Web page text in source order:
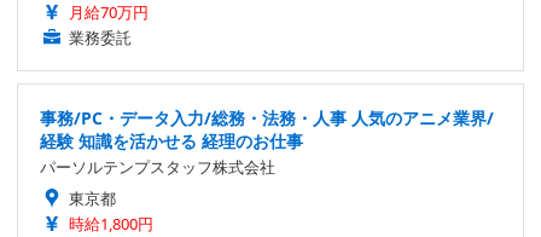
月給70万円
業務委託
事務/PC・データ入力/総務・法務・人事 人気のアニメ業界/
経験 知識を活かせる 経理のお仕事
パーソルテンプスタッフ株式会社
東京都
時給1,800円